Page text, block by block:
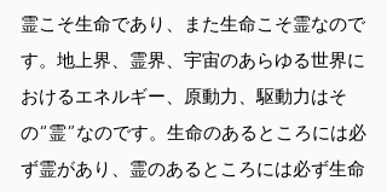
霊こそ生命であり、また生命こそ霊なので
す。地上界、霊界、宇宙のあらゆる世界に
おけるエネルギー、原動力、駆動力はそ
の“霊”なのです。生命のあるところには必
ず霊があり、霊のあるところには必ず生命